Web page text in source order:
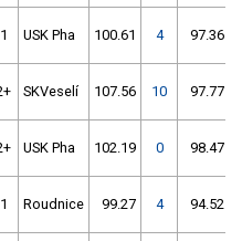
1 USK Pha 100.61 4 97.36
SKVeselí 107.56 10 97.77
USK Pha 102.19 0 98.47
1 Roudnice 99.27 4 94.52